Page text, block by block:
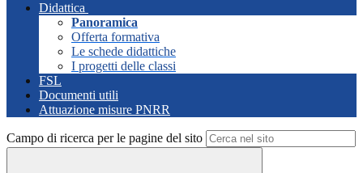
Didattica
Panoramica
Offerta formativa
Le schede didattiche
I progetti delle classi
FSL
Documenti utili
Attuazione misure PNRR
Campo di ricerca per le pagine del sito